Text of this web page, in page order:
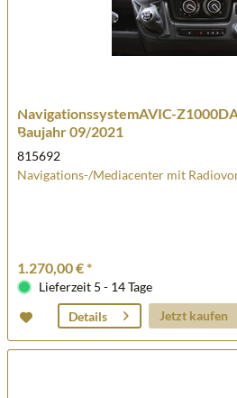
NavigationssystemAVIC-
Baujahr 09/2021
815692
Navigations-/Mediacenter mit
1.270,00 € *
Lieferzeit 5 - 14 Tage
Details
Jetzt kaufen